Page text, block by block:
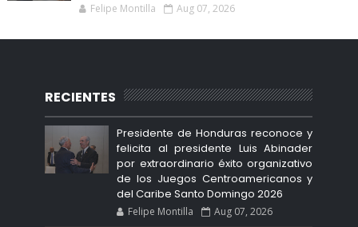
Felipe Montilla Aug 07, 2026
RECIENTES
Presidente de Honduras reconoce y
felicita al presidente Luis Abinader
por extraordinario éxito organizativo
de los Juegos Centroamericanos y
del Caribe Santo Domingo 2026
Felipe Montilla Aug 07, 2026